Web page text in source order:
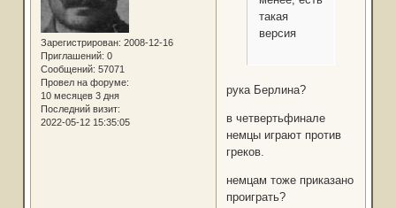
Зарегистрирован: 2008-12-16
Приглашений: 0
Сообщений: 57071
Провел на форуме:
10 месяцев 3 дня
Последний визит:
2022-05-12 15:35:05
такая
версия
pука Берлина?
в четвертьфинале
немцы играют против
греков.
немцaм тоже приказано
проиграть?